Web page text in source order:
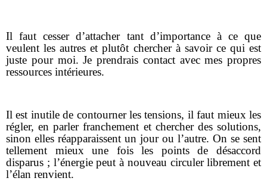
Il faut cesser d’attacher tant d’importance à ce que
veulent les autres et plutôt chercher à savoir ce qui est
juste pour moi. Je prendrais contact avec mes propres
ressources intérieures.
Il est inutile de contourner les tensions, il faut mieux les
régler, en parler franchement et chercher des solutions,
sinon elles réapparaissent un jour ou l’autre. On se sent
tellement mieux une fois les points de désaccord
disparus ; l’énergie peut à nouveau circuler librement et
l’élan renvient.